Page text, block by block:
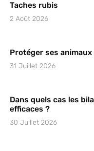
Taches rubis
2 Août 2026
Protéger ses
31 Juillet 2026
Dans quels cas les
efficaces ?
30 Juillet 2026